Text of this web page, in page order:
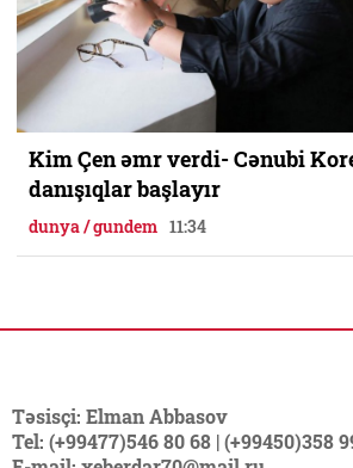
Kim Çen əmr verdi- Cənubi
danışıqlar başlayır
dunya / gundem 11:34
Təsisçi: Elman Abbasov
Tel: (+99477)546 80 68 | (+99450)358